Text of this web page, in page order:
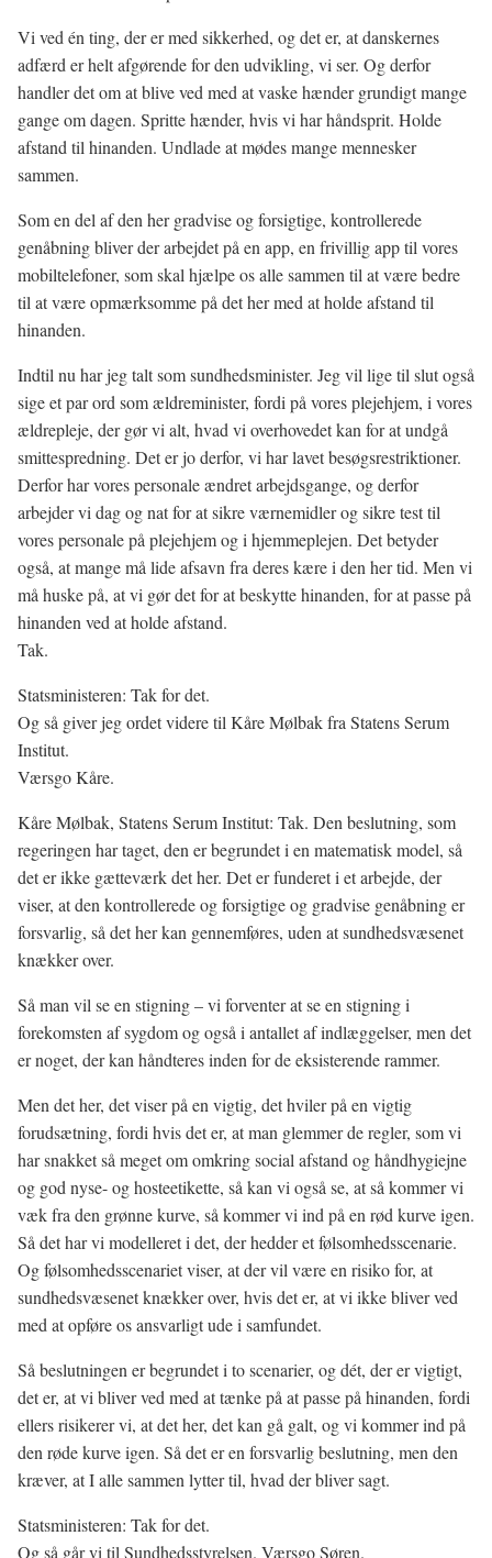
Vi ved én ting, der er med sikkerhed, og det er, at danskernes
adfærd er helt afgørende for den udvikling, vi ser. Og derfor
handler det om at blive ved med at vaske hænder grundigt mange
gange om dagen. Spritte hænder, hvis vi har håndsprit. Holde
afstand til hinanden. Undlade at mødes mange mennesker
sammen.
Som en del af den her gradvise og forsigtige, kontrollerede
genåbning bliver der arbejdet på en app, en frivillig app til vores
mobiltelefoner, som skal hjælpe os alle sammen til at være bedre
til at være opmærksomme på det her med at holde afstand til
hinanden.
Indtil nu har jeg talt som sundhedsminister. Jeg vil lige til slut også
sige et par ord som ældreminister, fordi på vores plejehjem, i vores
ældrepleje, der gør vi alt, hvad vi overhovedet kan for at undgå
smittespredning. Det er jo derfor, vi har lavet besøgsrestriktioner.
Derfor har vores personale ændret arbejdsgange, og derfor
arbejder vi dag og nat for at sikre værnemidler og sikre test til
vores personale på plejehjem og i hjemmeplejen. Det betyder
også, at mange må lide afsavn fra deres kære i den her tid. Men vi
må huske på, at vi gør det for at beskytte hinanden, for at passe på
hinanden ved at holde afstand.
Tak.
Statsministeren: Tak for det.
Og så giver jeg ordet videre til Kåre Mølbak fra Statens Serum
Institut.
Værsgo Kåre.
Kåre Mølbak, Statens Serum Institut: Tak. Den beslutning, som
regeringen har taget, den er begrundet i en matematisk model, så
det er ikke gætteværk det her. Det er funderet i et arbejde, der
viser, at den kontrollerede og forsigtige og gradvise genåbning er
forsvarlig, så det her kan gennemføres, uden at sundhedsvæsenet
knækker over.
Så man vil se en stigning – vi forventer at se en stigning i
forekomsten af sygdom og også i antallet af indlæggelser, men det
er noget, der kan håndteres inden for de eksisterende rammer.
Men det her, det viser på en vigtig, det hviler på en vigtig
forudsætning, fordi hvis det er, at man glemmer de regler, som vi
har snakket så meget om omkring social afstand og håndhygiejne
og god nyse- og hosteetikette, så kan vi også se, at så kommer vi
væk fra den grønne kurve, så kommer vi ind på en rød kurve igen.
Så det har vi modelleret i det, der hedder et følsomhedsscenarie.
Og følsomhedsscenariet viser, at der vil være en risiko for, at
sundhedsvæsenet knækker over, hvis det er, at vi ikke bliver ved
med at opføre os ansvarligt ude i samfundet.
Så beslutningen er begrundet i to scenarier, og dét, der er vigtigt,
det er, at vi bliver ved med at tænke på at passe på hinanden, fordi
ellers risikerer vi, at det her, det kan gå galt, og vi kommer ind på
den røde kurve igen. Så det er en forsvarlig beslutning, men den
kræver, at I alle sammen lytter til, hvad der bliver sagt.
Statsministeren: Tak for det.
Og så går vi til Sundhedsstyrelsen. Værsgo Søren.